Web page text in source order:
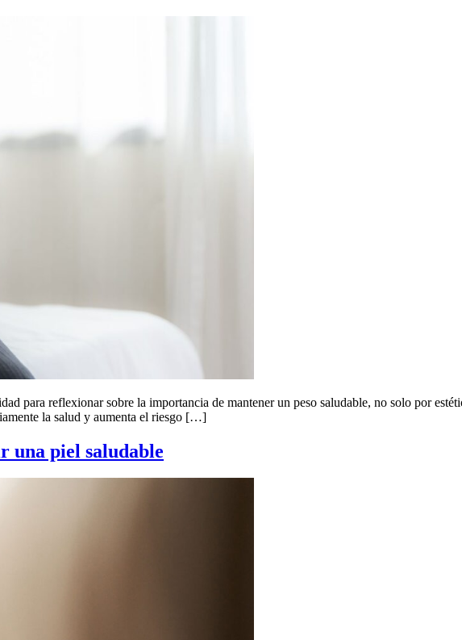
para reflexionar sobre la importancia de mantener un peso saludable, no solo por
la salud y aumenta el riesgo […]
una piel saludable